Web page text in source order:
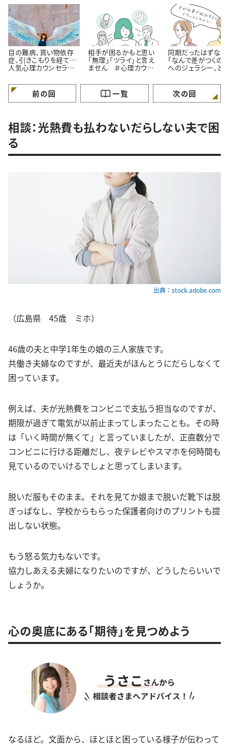
目の難病、買い物依存
症、引きこもりを経て…
人気心理カウンセラー
る」たった一つの方法
相手が困るかもと思い
「無理」「ツライ」と言え
ません ＃心理カウン
する考え方
同期だったはずな
「なんで差がつくの？
へのジェラシー、ど
ラーうさこの心を軽
る考え方
前の回 一覧 次の回
相談：光熱費も払わないだらしない夫で困
る
出典：stock.adobe.com
（広島県 45歳 ミホ）
46歳の夫と中学1年生の娘の三人家族です。
共働き夫婦なのですが、最近夫がほんとうにだらしなくて
困っています。
例えば、夫が光熱費をコンビニで支払う担当なのですが、
期限が過ぎて電気が以前止まってしまったことも。その時
は「いく時間が無くて」と言っていましたが、正直数分で
コンビニに行ける距離だし、夜テレビやスマホを何時間も
見ているのでいけるでしょと思ってしまいます。
脱いだ服もそのまま。それを見てか娘まで脱いだ靴下は脱
ぎっぱなし、学校からもらった保護者向けのプリントも提
出しない状態。
もう怒る気力もないです。
協力しあえる夫婦になりたいのですが、どうしたらいいで
しょうか。
心の奥底にある「期待」を見つめよう
なるほど。文面から、ほとほと困っている様子が伝わって